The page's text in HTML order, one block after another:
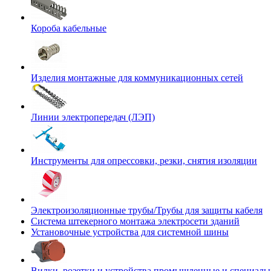
Короба кабельные
Изделия монтажные для коммуникационных сетей
Линии электропередач (ЛЭП)
Инструменты для опрессовки, резки, снятия изоляции
Электроизоляционные трубы/Трубы для защиты кабеля
Система штекерного монтажа электросети зданий
Установочные устройства для системной шины